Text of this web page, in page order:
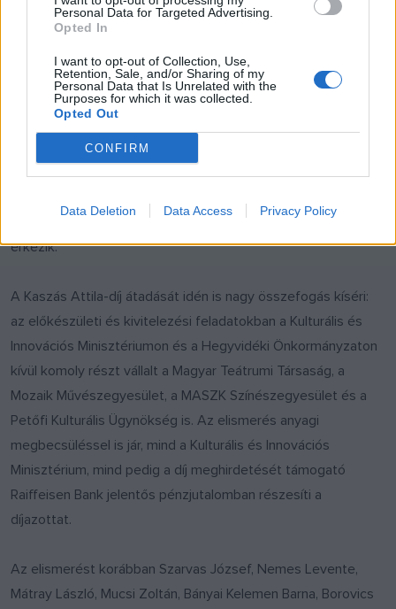
Personal Data for Targeted Advertising.
Opted In
I want to opt-out of Collection, Use,
Retention, Sale, and/or Sharing of my
Personal Data that Is Unrelated with the
Purposes for which it was collected.
Opted Out
CONFIRM
Data Deletion Data Access Privacy Policy
vezetett karrierútja.
Rekordszámú szavazat érkezett
Az elmúlt két hétben rekordszámú, több mint négyezer voks
érkezett már be a négy jelöltre a
oldalon. A közönség egészen november 30-án éjfélig
december 5-én, a Vígszínházban, akire a legtöbb voks
érkezik.
A Kaszás Attila-díj átadását idén is nagy összefogás kíséri:
az előkészületi és kivitelezési feladatokban a Kulturális és
Innovációs Minisztériumon és a Hegyvidéki Önkormányzaton
kívül komoly részt vállalt a Magyar Teátrumi Társaság, a
Mozaik Művészegyesület, a MASZK Színészegyesület és a
Petőfi Kulturális Ügynökség is. Az elismerés anyagi
megbecsüléssel is jár, mind a Kulturális és Innovációs
Minisztérium, mind pedig a díj meghirdetését támogató
Raiffeisen Bank jelentős pénzjutalomban részesíti a
díjazottat.
Az elismerést korábban Szarvas József, Nemes Levente,
Mátray László, Mucsi Zoltán, Bányai Kelemen Barna, Borovics